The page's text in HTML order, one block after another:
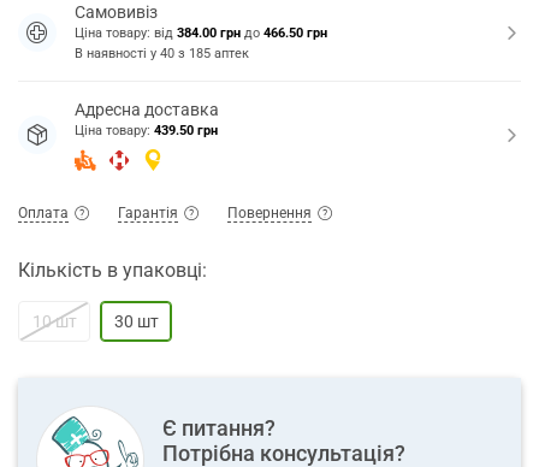
Самовивіз
Ціна товару: від 384.00 грн до 466.50 грн
В наявності у 40 з 185 аптек
Адресна доставка
Ціна товару: 439.50 грн
Оплата Гарантія Повернення
Кількість в упаковці:
10 шт 30 шт
Є питання?
Потрібна консультація?